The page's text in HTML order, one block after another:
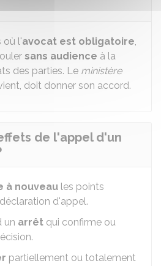
où l'avocat est obligatoire,
sans audience à la
des parties. Le ministère
doit donner son accord.
de l'appel d'un
à nouveau les points
d'appel.
un arrêt qui confirme ou
partiellement ou totalement